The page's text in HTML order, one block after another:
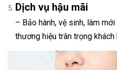
Dịch vụ hậu mãi
– Bảo hành, vệ sinh, làm
thương hiệu trân trọng